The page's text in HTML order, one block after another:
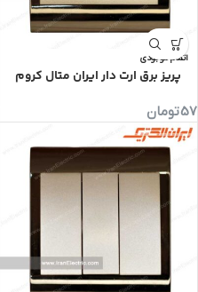
اتمام موجودی
پریز برق ارت دار ایران متال کروم
57تومان